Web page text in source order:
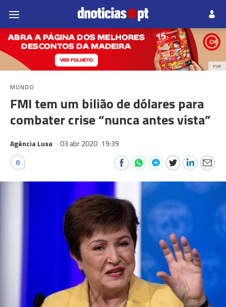
PUB
MUNDO
FMI tem um bilião de dólares para
combater crise “nunca antes vista”
Agência Lusa 03 abr 2020 19:39
0